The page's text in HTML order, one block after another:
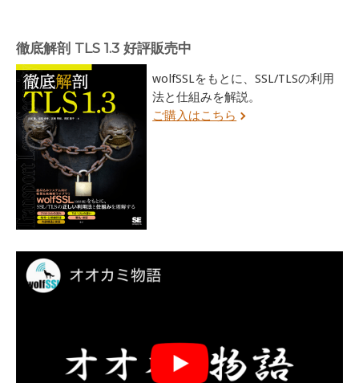
徹底解剖 TLS 1.3 好評販売中
wolfSSLをもとに、SSL/TLSの利用
法と仕組みを解説。
ご購入はこちら